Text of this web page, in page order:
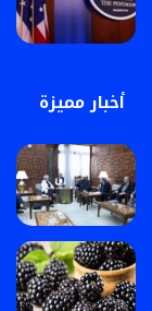
أخبار مميزة